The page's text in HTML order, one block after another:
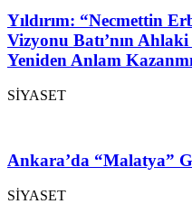
Yıldırım: “Necmettin
Vizyonu Batı’nın
Yeniden Anlam
SİYASET
Ankara’da “Malatya”
SİYASET